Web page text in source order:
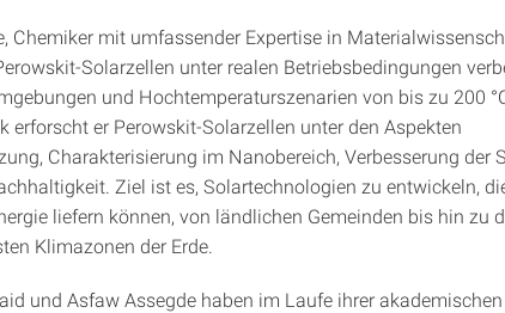
Chemiker mit umfassender Expertise in
Solarzellen unter realen Betriebsbedingungen
und Hochtemperaturszenarien von bis zu 200
erforscht er Perowskit-Solarzellen unter den Aspekten
Charakterisierung im Nanobereich, Verbesserung der
Ziel ist es, Solartechnologien zu entwickeln,
liefern können, von ländlichen Gemeinden bis hin zu
Klimazonen der Erde.
und Asfaw Assegde haben im Laufe ihrer